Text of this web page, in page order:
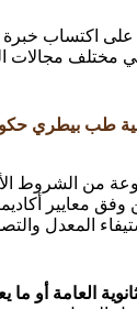
على اكتساب خبرة
مختلف مجالات
طب بيطري
من الشروط
معايير
المعدل
العامة أو ما